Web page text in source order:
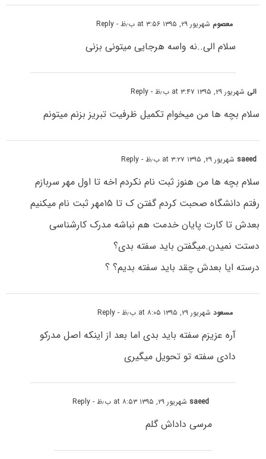
معصوم شهریور ۲۹, ۱۳۹۵ at ۳:۵۶ ب٫ظ - Reply
سلام الی..نه واسه هرجایی میتونی بزنی
الی شهریور ۲۹, ۱۳۹۵ at ۳:۴۷ ب٫ظ - Reply
سلام بچه ها من میخوام تکمیل ظرفیت تبریز بزنم میتونم
saeed شهریور ۲۹, ۱۳۹۵ at ۳:۲۷ ب٫ظ - Reply
سلام بچه ها من هنوز ثبت نام نکردم اخه تا اول مهر سربازم
رفتم دانشگاه صحبت کردم گفتن ک تا ۱۵مهر ثبت نام میکنیم
بعدش تا کارت پایان خدمت هم نباشه مدرک کارشناسی
دستت نمیدن.میگفتن باید سفته بدی؟
درسته ایا بعدش چقد باید سفته بدیم؟ ؟
مسعودشهریور ۲۹, ۱۳۹۵ at ۸:۰۵ ب٫ظ - Reply
آره عزیزم سفته باید بدی اما بعد از اینکه اصل مدرکو
دادی سفته تو تحویل میگیری
saeed شهریور ۲۹, ۱۳۹۵ at ۸:۵۳ ب٫ظ - Reply
مرسی داداش گلم